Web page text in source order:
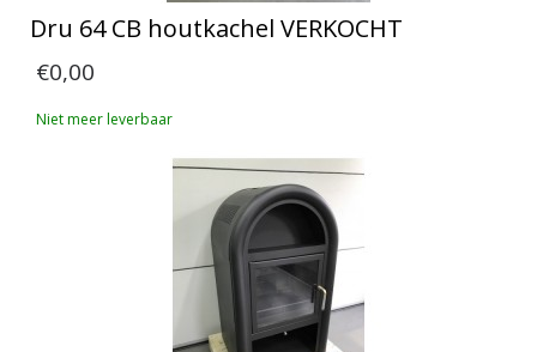
Dru 64 CB houtkachel VERKOCHT
€0,00
Niet meer leverbaar